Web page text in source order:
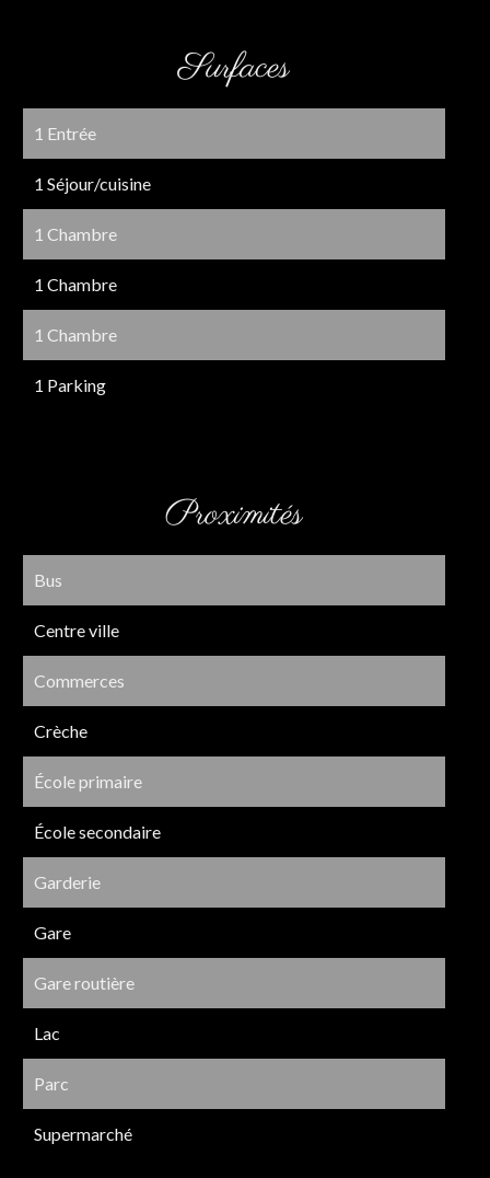
Surfaces
1 Entrée
1 Séjour/cuisine
1 Chambre
1 Chambre
1 Chambre
1 Parking
Proximités
Bus
Centre ville
Commerces
Crèche
École primaire
École secondaire
Garderie
Gare
Gare routière
Lac
Parc
Supermarché